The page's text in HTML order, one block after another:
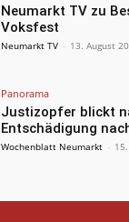
Neumarkt TV zu
Voksfest
Neumarkt TV - 13. August
Panorama
Justizopfer blickt
Entschädigung
Wochenblatt Neumarkt -